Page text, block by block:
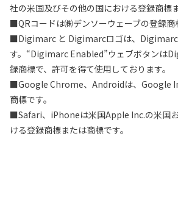
社の米国及びその他の国における登録商標
■QRコードは㈱デンソーウェーブの登録商
■Digimarc と Digimarcロゴは、Digimarc
す。“Digimarc Enabled”ウェブボタンは
録商標で、許可を得て使用しております。
■Google Chrome、Androidは、Google
商標です。
■Safari、iPhoneは米国Apple Inc.の米国
ける登録商標または商標です。